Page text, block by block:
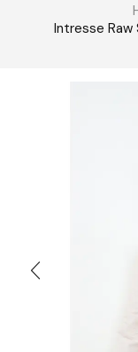
Intresse Raw